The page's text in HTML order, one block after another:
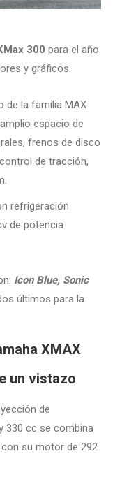
300 para el año
y gráficos.
de la familia MAX
espacio de
frenos de disco
de tracción,
refrigeración
de potencia
Icon Blue, Sonic
últimos para la
XMAX
un vistazo
de
330 cc se combina
con su motor de 292